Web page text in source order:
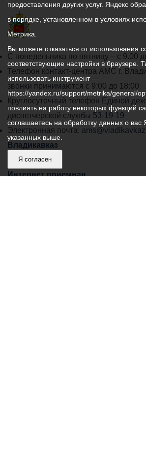
График
работы
администрации
местного
самоуправления
города
Владикавказ:
С понедельника по пятницу – с 9.00
Телефон контакт-центра АМС г.
звонки принимаются с 9:00 до 18:00
Круглосуточный телефон Единой
диспетчерской службы 53-19-19
Электронная почта:
Владикавказ
АМС
Интернет приемная
предоставления других услуг. Яндекс
в порядке, установленном в условиях
Метрика.
Вы можете отказаться от использования
соответствующие настройки в браузере.
использовать инструмент —
https://yandex.ru/support/metrika/general/
повлиять на работу некоторых функций
соглашаетесь на обработку данных о
указанных выше.
Я согласен